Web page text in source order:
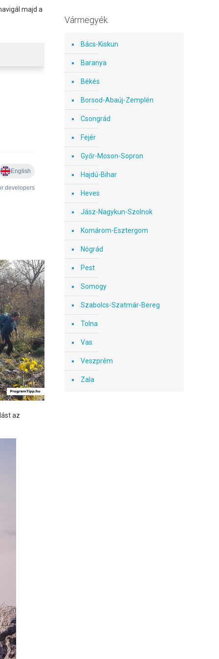
majd a
az
Vármegyék
Bács-Kiskun
Baranya
Békés
Borsod-Abaúj-Zemplén
Csongrád
Fejér
Győr-Moson-Sopron
Hajdú-Bihar
Heves
Jász-Nagykun-Szolnok
Komárom-Esztergom
Nógrád
Pest
Somogy
Szabolcs-Szatmár-Bereg
Tolna
Vas
Veszprém
Zala